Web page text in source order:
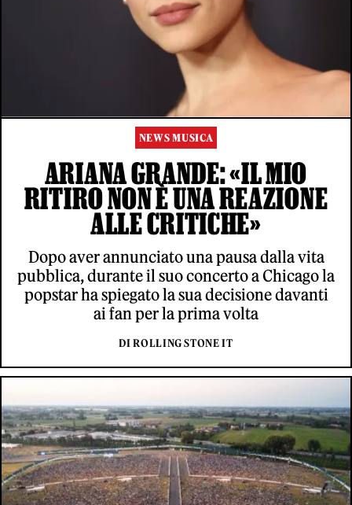
NEWS MUSICA
ARIANA GRANDE: «IL MIO
RITIRO NON È UNA REAZIONE
ALLE CRITICHE»
Dopo aver annunciato una pausa dalla vita
pubblica, durante il suo concerto a Chicago la
popstar ha spiegato la sua decisione davanti
ai fan per la prima volta
DI ROLLING STONE IT